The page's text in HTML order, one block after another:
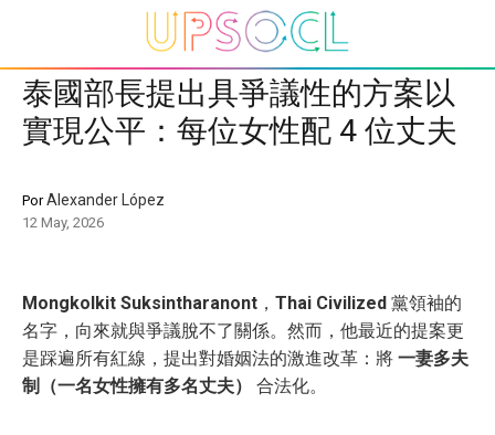
泰國部長提出具爭議性的方案以
實現公平：每位女性配 4 位丈夫
PorAlexander López
12 May, 2026
Mongkolkit Suksintharanont ， Thai Civilized 黨領袖的
名字，向來就與爭議脫不了關係。然而，他最近的提案更
是踩遍所有紅線，提出對婚姻法的激進改革：將 一妻多夫
制（一名女性擁有多名丈夫）
合法化。